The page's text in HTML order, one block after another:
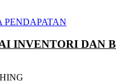
PENDAPATAN
INVENTORI DAN